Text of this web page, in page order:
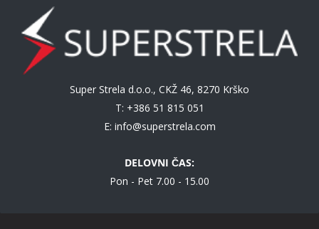
Super Strela d.o.o., CKŽ 46, 8270 Krško
T: +386 51 815 051
E: info@superstrela.com
DELOVNI ČAS:
Pon - Pet 7.00 - 15.00